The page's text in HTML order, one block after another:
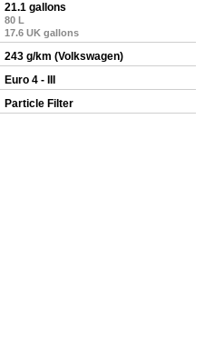
21.1 gallons
80 L
17.6 UK gallons
243 g/km (Volkswagen)
Euro 4 - III
Particle Filter